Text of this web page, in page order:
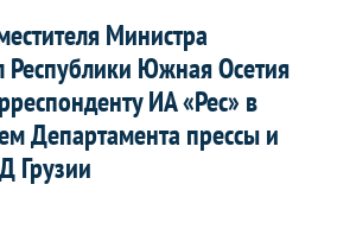
Министра
Республики Южная Осетия
ИА «Рес» в
Департамента прессы и
Грузии